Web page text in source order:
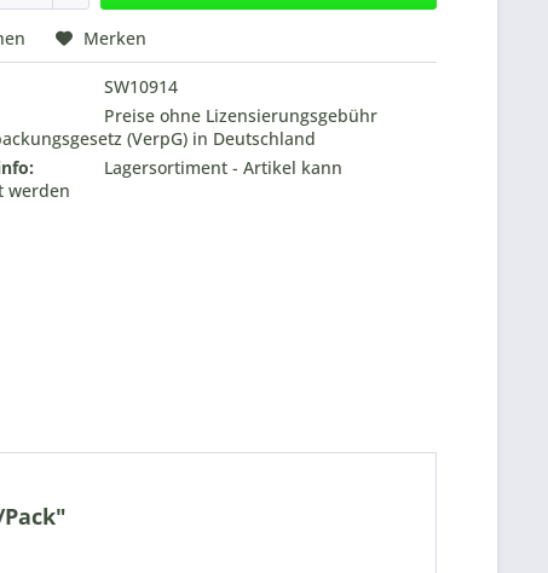
Merken
SW10914
Preise ohne Lizensierungsgebühr
(VerpG) in Deutschland
Lagersortiment - Artikel kann
werden